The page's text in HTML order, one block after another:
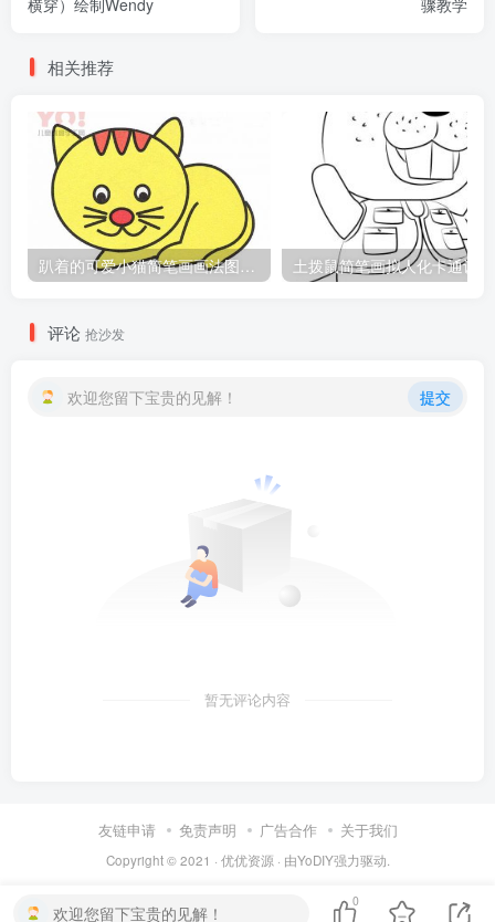
相关推荐
趴着的可爱小猫简笔画画法图片教程
评论 抢沙发
欢迎您留下宝贵的见解！ 提交
暂无评论内容
友链申请 免责声明 广告合作 关于我们
Copyright © 2021 · 优优资源 · 由YoDIY强力驱动.
欢迎您留下宝贵的见解！
0